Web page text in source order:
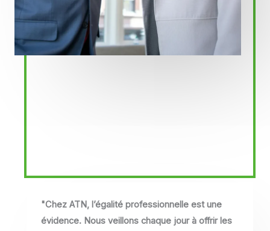
"Chez ATN, l’égalité professionnelle est une
évidence. Nous veillons chaque jour à offrir les